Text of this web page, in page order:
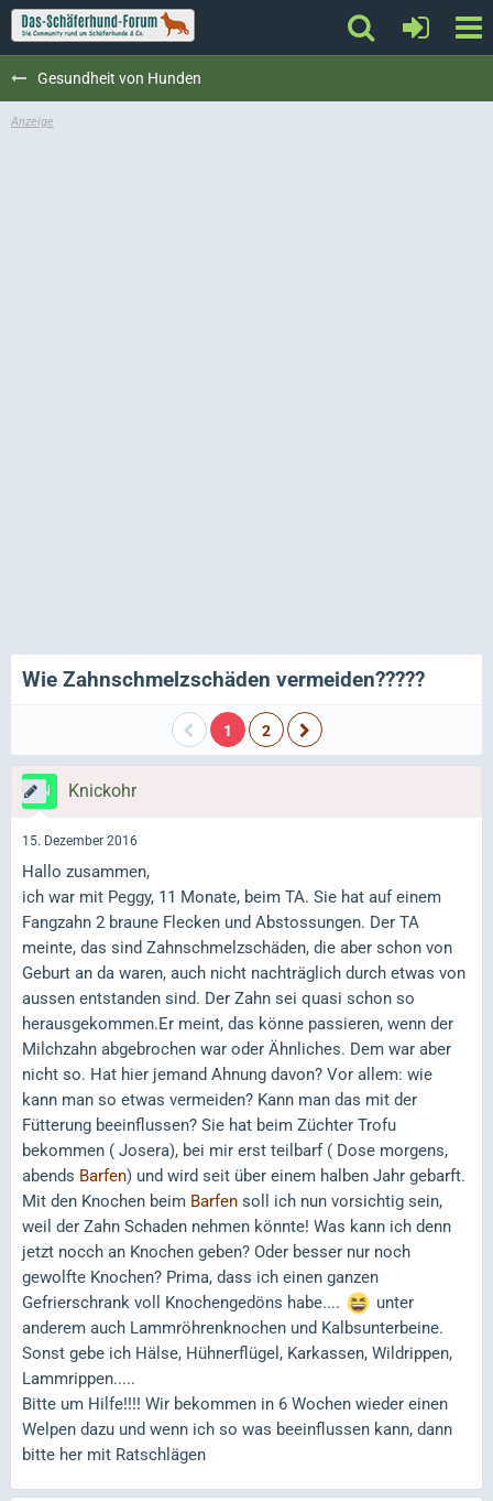
Gesundheit von Hunden
Wie Zahnschmelzschäden vermeiden?????
1 2
Knickohr
15. Dezember 2016
Hallo zusammen,
ich war mit Peggy, 11 Monate, beim TA. Sie hat auf einem
Fangzahn 2 braune Flecken und Abstossungen. Der TA
meinte, das sind Zahnschmelzschäden, die aber schon von
Geburt an da waren, auch nicht nachträglich durch etwas von
aussen entstanden sind. Der Zahn sei quasi schon so
herausgekommen.Er meint, das könne passieren, wenn der
Milchzahn abgebrochen war oder Ähnliches. Dem war aber
nicht so. Hat hier jemand Ahnung davon? Vor allem: wie
kann man so etwas vermeiden? Kann man das mit der
Fütterung beeinflussen? Sie hat beim Züchter Trofu
bekommen ( Josera), bei mir erst teilbarf ( Dose morgens,
abends Barfen) und wird seit über einem halben Jahr gebarft.
Mit den Knochen beim Barfen soll ich nun vorsichtig sein,
weil der Zahn Schaden nehmen könnte! Was kann ich denn
jetzt nocch an Knochen geben? Oder besser nur noch
gewolfte Knochen? Prima, dass ich einen ganzen
Gefrierschrank voll Knochengedöns habe....
unter
anderem auch Lammröhrenknochen und Kalbsunterbeine.
Sonst gebe ich Hälse, Hühnerflügel, Karkassen, Wildrippen,
Lammrippen.....
Bitte um Hilfe!!!! Wir bekommen in 6 Wochen wieder einen
Welpen dazu und wenn ich so was beeinflussen kann, dann
bitte her mit Ratschlägen